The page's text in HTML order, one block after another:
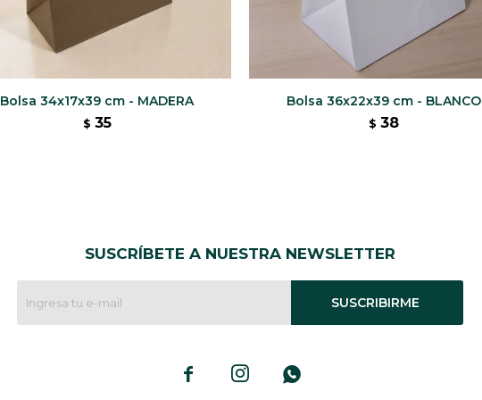
Bolsa 34x17x39 cm - MADERA
$ 35
Bolsa 36x22x39 cm - BLANCO
$ 38
SUSCRÍBETE A NUESTRA NEWSLETTER
SUSCRIBIRME
  